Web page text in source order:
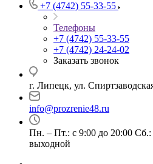
+7 (4742) 55-33-55
Телефоны
+7 (4742) 55-33-55
+7 (4742) 24-24-02
Заказать звонок
г. Липецк, ул.
info@prozrenie48.ru
Пн. – Пт.: с 9:00 до 20:00 Сб.:
выходной